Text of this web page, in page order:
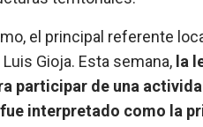
el principal referente
Gioja. Esta semana, la
participar de una
interpretado como la